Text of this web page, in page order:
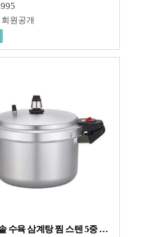
회원공개
그레이
수육 삼계탕 찜 스텐 5중 안전장치 압력